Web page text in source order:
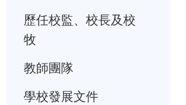
歷任校監、校長及校
牧
教師團隊
學校發展文件